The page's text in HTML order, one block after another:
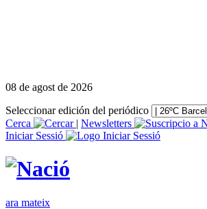
08 de agost de 2026
Seleccionar edición del periódico
Cerca
| Newsletters
Iniciar Sessió
ara mateix